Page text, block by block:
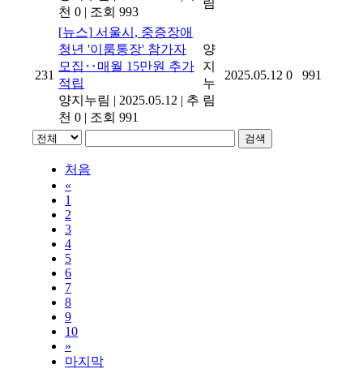
천 0 | 조회 993
231
[뉴스] 서울시, 중증장애
청년 '이룸통장' 참가자
모집‥매월 15만원 추가
적립
양지누림 | 2025.05.12 | 추
천 0 | 조회 991
양
지
누
림
2025.05.12 0 991
검색
처음
«
1
2
3
4
5
6
7
8
9
10
»
마지막